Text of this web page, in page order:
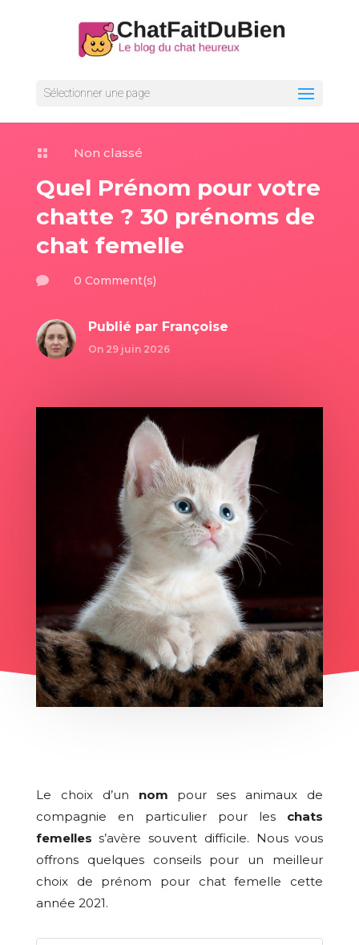
Sélectionner une page
 Non classé
Quel Prénom pour votre
chatte ? 30 prénoms de
chat femelle
 0 Comment(s)
Publié par Françoise
On 29 juin 2026
Le choix d’un nom pour ses animaux de
compagnie en particulier pour les chats
femelles s’avère souvent difficile. Nous vous
offrons quelques conseils pour un meilleur
choix de prénom pour chat femelle cette
année 2021.